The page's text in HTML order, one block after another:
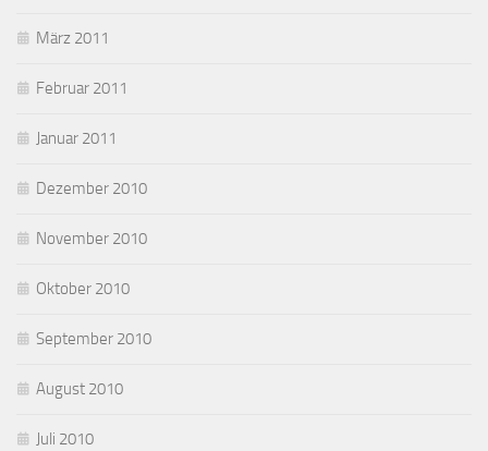
März 2011
Februar 2011
Januar 2011
Dezember 2010
November 2010
Oktober 2010
September 2010
August 2010
Juli 2010